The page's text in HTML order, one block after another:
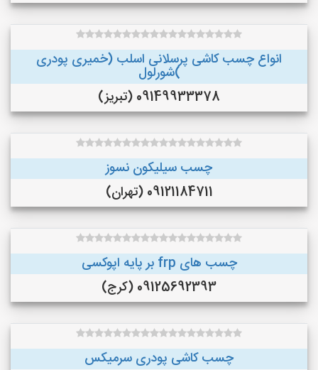
انواع چسب کاشی پرسلانی اسلب (خمیری پودری
)شورلول
09149933378 (تبریز)
چسب سیلیکون نسوز
09121184711 (تهران)
چسب های frp بر پایه اپوکسی
09125692393 (کرج)
چسب کاشی پودری سرمیکس